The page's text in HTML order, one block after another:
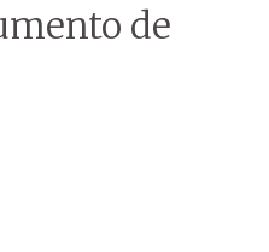
de